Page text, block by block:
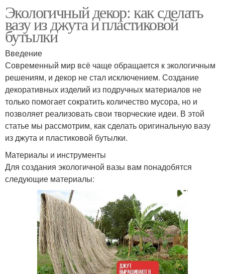
Экологичный декор: как сделать
вазу из джута и пластиковой
бутылки
Введение
Современный мир всё чаще обращается к экологичным
решениям, и декор не стал исключением. Создание
декоративных изделий из подручных материалов не
только помогает сократить количество мусора, но и
позволяет реализовать свои творческие идеи. В этой
статье мы рассмотрим, как сделать оригинальную вазу
из джута и пластиковой бутылки.
Материалы и инструменты
Для создания экологичной вазы вам понадобятся
следующие материалы: